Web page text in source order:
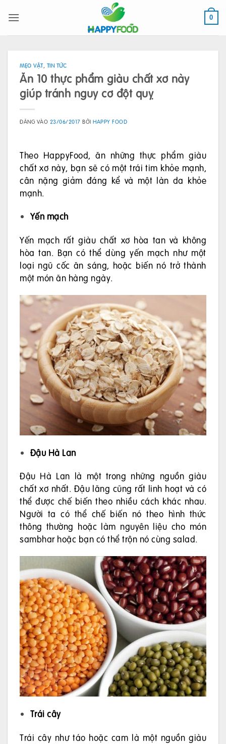
qua
0
MẸO VẶT, TIN TỨC
Ăn 10 thực phẩm giàu chất xơ này
giúp tránh nguy cơ đột quỵ
ĐĂNG VÀO 23/06/2017 BỞIHAPPY FOOD
Theo HappyFood, ăn những thực phẩm giàu
chất xơ này, bạn sẽ có một trái tim khỏe mạnh,
cân nặng giảm đáng kể và một làn da khỏe
mạnh.
Yến mạch
Yến mạch rất giàu chất xơ hòa tan và không
hòa tan. Bạn có thể dùng yến mạch như một
loại ngũ cốc ăn sáng, hoặc biến nó trở thành
một món ăn hàng ngày.
Đậu Hà Lan
Đậu Hà Lan là một trong những nguồn giàu
chất xơ nhất. Đậu lăng cũng rất linh hoạt và có
thể được chế biến theo nhiều cách khác nhau.
Người ta có thể chế biến nó theo hình thức
thông thường hoặc làm nguyên liệu cho món
sambhar hoặc bạn có thể trộn nó cùng salad.
Trái cây
Trái cây như táo hoặc cam là một nguồn giàu